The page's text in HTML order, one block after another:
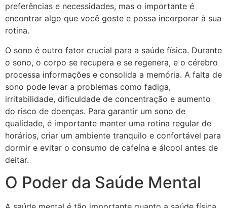
preferências e necessidades, mas o importante é
encontrar algo que você goste e possa incorporar à sua
rotina.
O sono é outro fator crucial para a saúde física. Durante
o sono, o corpo se recupera e se regenera, e o cérebro
processa informações e consolida a memória. A falta de
sono pode levar a problemas como fadiga,
irritabilidade, dificuldade de concentração e aumento
do risco de doenças. Para garantir um sono de
qualidade, é importante manter uma rotina regular de
horários, criar um ambiente tranquilo e confortável para
dormir e evitar o consumo de cafeína e álcool antes de
deitar.
O Poder da Saúde Mental